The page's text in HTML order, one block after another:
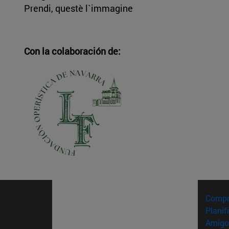
Prendi, questè l`immagine
Con la colaboración de: